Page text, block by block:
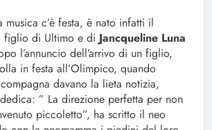
c’è festa, è nato infatti il
figlio di Ultimo e di Jancqueline Luna
l’annuncio dell’arrivo di un figlio,
in festa all’Olimpico, quando
davano la lieta notizia,
” La direzione perfetta per non
piccoletto”, ha scritto il neo